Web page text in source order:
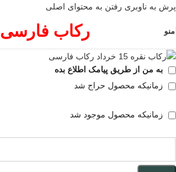
پرش به ناوبری رفتن به محتوای اصلی
منو رکاب فارسی فروخته شده
به من از طریق پیامک اطلاع بده
زمانیکه محصول حراج شد
زمانیکه محصول موجود شد